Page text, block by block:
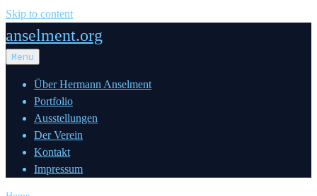
Skip to content
anselment.org
Menu
Über Hermann Anselment
Portfolio
Ausstellungen
Der Verein
Kontakt
Impressum